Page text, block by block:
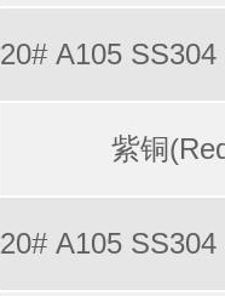
20# A105
紫铜
20# A105